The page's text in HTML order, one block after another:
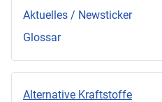
Aktuelles / Newsticker
Glossar
Alternative Kraftstoffe